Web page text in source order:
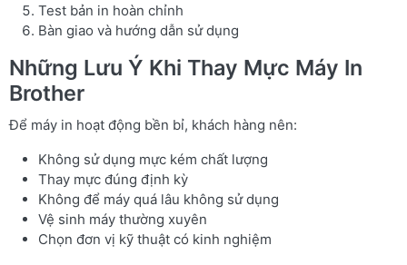
Test bản in hoàn chỉnh
Bàn giao và hướng dẫn sử dụng
Những Lưu Ý Khi Thay Mực Máy In
Brother
Để máy in hoạt động bền bỉ, khách hàng nên:
Không sử dụng mực kém chất lượng
Thay mực đúng định kỳ
Không để máy quá lâu không sử dụng
Vệ sinh máy thường xuyên
Chọn đơn vị kỹ thuật có kinh nghiệm